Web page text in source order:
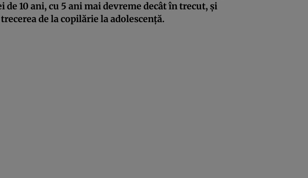
de 10 ani, cu 5 ani mai devreme decât în trecut, și
de la copilărie la adolescenţă.